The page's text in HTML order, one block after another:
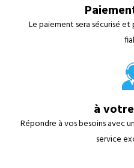
Le paiement sera sécurisé
à
Répondre à vos besoins avec
service